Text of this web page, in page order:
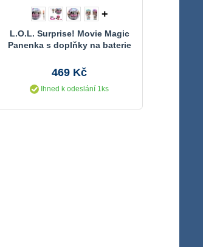
+
L.O.L. Surprise! Movie Magic
Panenka s doplňky na baterie
469 Kč
Ihned k odeslání 1ks